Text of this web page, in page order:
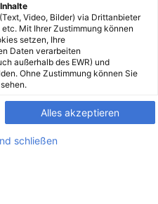
Video, Bilder) via Drittanbieter
Mit Ihrer Zustimmung können
setzen, Ihre
Daten verarbeiten
außerhalb des EWR) und
Ohne Zustimmung können Sie
Alles akzeptieren
schließen